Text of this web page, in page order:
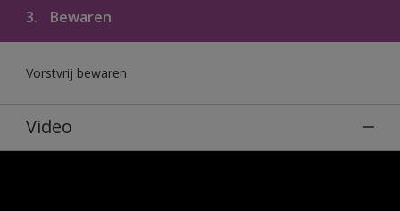
3. Bewaren
Vorstvrij bewaren
Video